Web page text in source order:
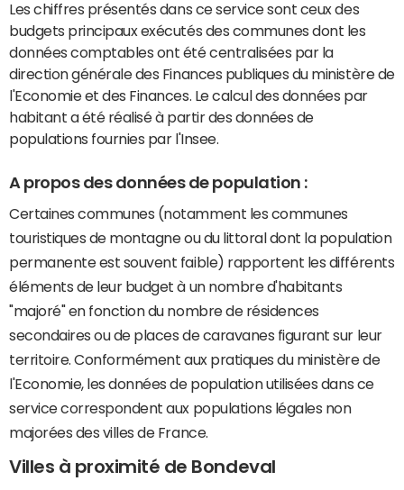
Les chiffres présentés dans ce service sont ceux des
budgets principaux exécutés des communes dont les
données comptables ont été centralisées par la
direction générale des Finances publiques du ministère de
l'Economie et des Finances. Le calcul des données par
habitant a été réalisé à partir des données de
populations fournies par l'Insee.
A propos des données de population :
Certaines communes (notamment les communes
touristiques de montagne ou du littoral dont la population
permanente est souvent faible) rapportent les différents
éléments de leur budget à un nombre d'habitants
"majoré" en fonction du nombre de résidences
secondaires ou de places de caravanes figurant sur leur
territoire. Conformément aux pratiques du ministère de
l'Economie, les données de population utilisées dans ce
service correspondent aux populations légales non
majorées des villes de France.
Villes à proximité de Bondeval